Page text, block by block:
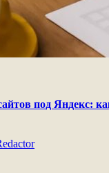
под Яндекс: